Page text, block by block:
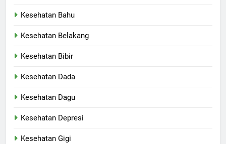
Kesehatan Bahu
Kesehatan Belakang
Kesehatan Bibir
Kesehatan Dada
Kesehatan Dagu
Kesehatan Depresi
Kesehatan Gigi